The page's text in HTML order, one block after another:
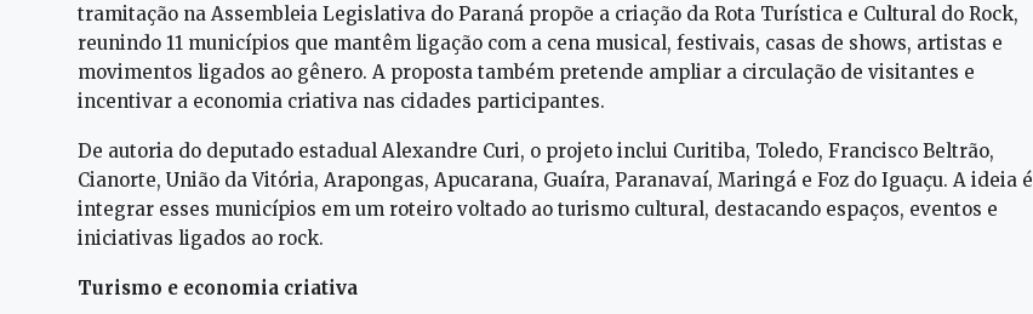
tramitação na Assembleia Legislativa do Paraná propõe a criação da Rota Turística e Cultural do Rock,
reunindo 11 municípios que mantêm ligação com a cena musical, festivais, casas de shows, artistas e
movimentos ligados ao gênero. A proposta também pretende ampliar a circulação de visitantes e
incentivar a economia criativa nas cidades participantes.
De autoria do deputado estadual Alexandre Curi, o projeto inclui Curitiba, Toledo, Francisco Beltrão,
Cianorte, União da Vitória, Arapongas, Apucarana, Guaíra, Paranavaí, Maringá e Foz do Iguaçu. A ideia é
integrar esses municípios em um roteiro voltado ao turismo cultural, destacando espaços, eventos e
iniciativas ligados ao rock.
Turismo e economia criativa